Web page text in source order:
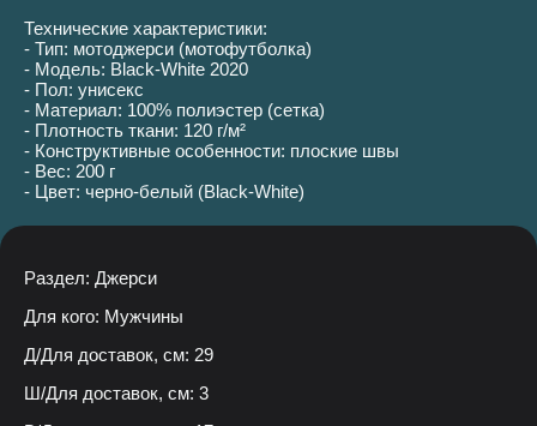
Технические характеристики:
- Тип: мотоджерси (мотофутболка)
- Модель: Black-White 2020
- Пол: унисекс
- Материал: 100% полиэстер (сетка)
- Плотность ткани: 120 г/м²
- Конструктивные особенности: плоские швы
- Вес: 200 г
- Цвет: черно-белый (Black-White)
Раздел: Джерси
Для кого: Мужчины
Д/Для доставок, см: 29
Ш/Для доставок, см: 3